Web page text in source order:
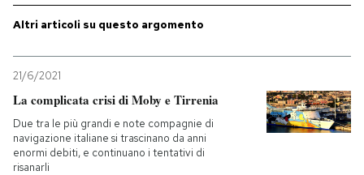
NEWSLETTER
SHOP
Altri articoli su questo argomento
21/6/2021
La complicata crisi di Moby e Tirrenia
Due tra le più grandi e note compagnie di
navigazione italiane si trascinano da anni
enormi debiti, e continuano i tentativi di
risanarli